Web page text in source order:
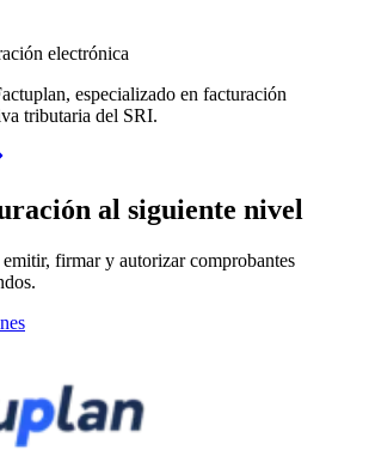
electrónica
especializado en facturación
tributaria del SRI.
al siguiente nivel
firmar y autorizar comprobantes